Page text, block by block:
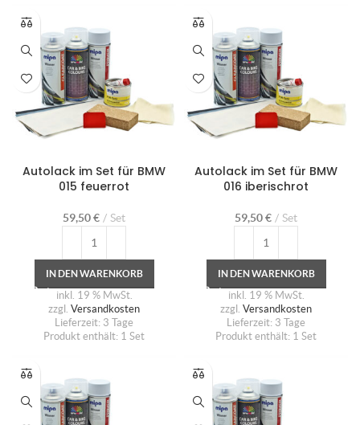
Autolack im Set für BMW
015 feuerrot
59,50€ Set
IN DEN WARENKORB
inkl. 19 % MwSt.
zzgl. Versandkosten
Lieferzeit: 3 Tage
Produkt enthält: 1 Set
Autolack im Set für BMW
016 iberischrot
59,50€ Set
IN DEN WARENKORB
inkl. 19 % MwSt.
zzgl. Versandkosten
Lieferzeit: 3 Tage
Produkt enthält: 1 Set